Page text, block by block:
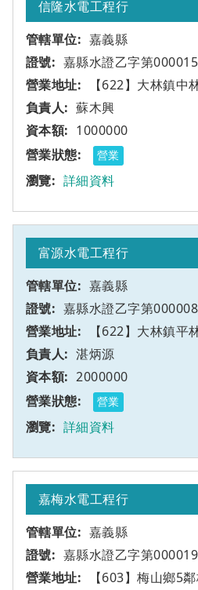
信隆水電工程行
嘉義縣
嘉縣水證乙字第
【622】大林鎮中
蘇木興
1000000
營業
詳細資料
富源水電工程行
嘉義縣
嘉縣水證乙字第
【622】大林鎮
湛炳源
2000000
營業
詳細資料
嘉梅水電工程行
嘉義縣
嘉縣水證乙字第
【603】梅山鄉5